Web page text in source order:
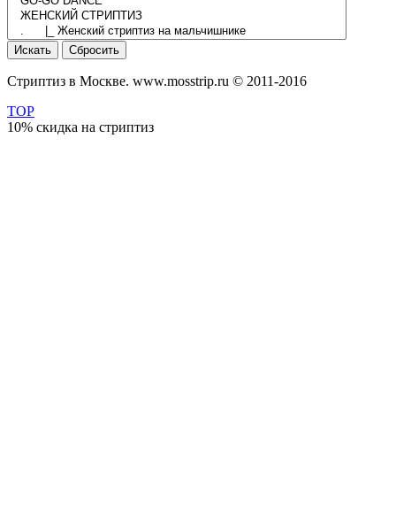
Стриптиз в Москве. www.mosstrip.ru © 2011-2016
TOP
10% скидка на стриптиз